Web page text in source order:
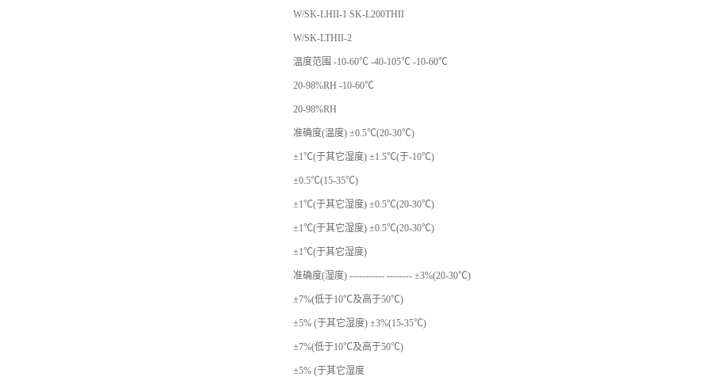
W/SK-LHII-1 SK-L200THII
W/SK-LTHII-2
温度范围 -10-60℃ -40-105℃ -10-60℃
20-98%RH -10-60℃
20-98%RH
准确度(温度) ±0.5℃(20-30℃)
±1℃(于其它湿度) ±1.5℃(于-10℃)
±0.5℃(15-35℃)
±1℃(于其它湿度) ±0.5℃(20-30℃)
±1℃(于其它湿度) ±0.5℃(20-30℃)
±1℃(于其它湿度)
准确度(湿度) ----------- -------- ±3%(20-30℃)
±7%(低于10℃及高于50℃)
±5% (于其它湿度) ±3%(15-35℃)
±7%(低于10℃及高于50℃)
±5% (于其它湿度